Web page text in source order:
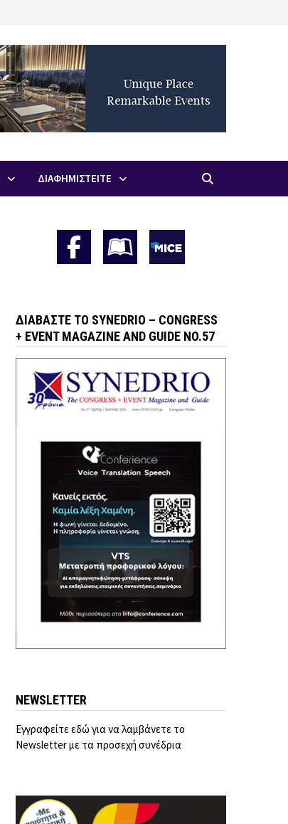
ΔΙΑΦΗΜΙΣΤΕΙΤΕ
ΔΙΑΒΆΣΤΕ ΤΟ SYNEDRIO – CONGRESS
+ EVENT MAGAZINE AND GUIDE NO.57
NEWSLETTER
Εγγραφείτε εδώ για να λαμβάνετε το
Newsletter με τα προσεχή συνέδρια